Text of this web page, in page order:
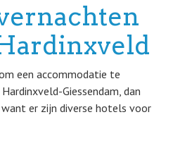
een accommodatie te
Giessendam, dan
er zijn diverse hotels voor